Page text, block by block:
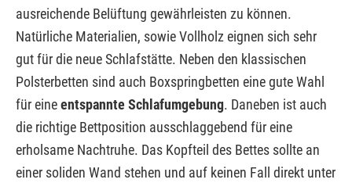
ausreichende Belüftung gewährleisten zu können.
Natürliche Materialien, sowie Vollholz eignen sich sehr
gut für die neue Schlafstätte. Neben den klassischen
Polsterbetten sind auch Boxspringbetten eine gute Wahl
für eineentspannte Schlafumgebung. Daneben ist auch
die richtige Bettposition ausschlaggebend für eine
erholsame Nachtruhe. Das Kopfteil des Bettes sollte an
einer soliden Wand stehen und auf keinen Fall direkt unter